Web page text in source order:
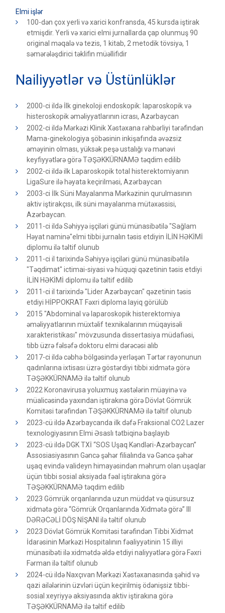
Elmi işlər
100-dən çox yerli və xarici konfransda, 45 kursda iştirak
etmişdir. Yerli və xarici elmi jurnallarda çap olunmuş 90
original məqalə və tezis, 1 kitab, 2 metodik tövsiyə, 1
səmərələşdirici təklifin müəllifidir
Nailiyyətlər və Üstünlüklər
2000-ci ildə İlk ginekoloji endoskopik: laparoskopik və
histeroskopik əməliyyatlarının icrası, Azərbaycan
2002-ci ildə Mərkəzi Klinik Xəstəxana rəhbərliyi tərəfindən
Mama-ginekologiya şöbəsinin inkişafında əvəzsiz
əməyinin olması, yüksək peşə ustalığı və mənəvi
keyfiyyətlərə görə TƏŞƏKKÜRNAMƏ təqdim edilib
2002-ci ildə ilk Laparoskopik total histerektomiyanın
LigaSure ilə həyata keçirilməsi, Azərbaycan
2003-ci İlk Süni Mayalanma Mərkəzinin qurulmasının
aktiv iştirakçısı, ilk süni mayalanma mütəxəssisi,
Azərbaycan.
2011-ci ildə Səhiyyə işçiləri günü münasibətilə "Sağlam
Həyat naminə"elmi tibbi jurnalın təsis etdiyin İLİN HƏKİMİ
diplomu ilə təltif olunub
2011-ci il tarixində Səhiyyə işçiləri günü münasibətilə
"Təqdimat" ictimai-siyasi və hüquqi qəzetinin təsis etdiyi
İLİN HƏKİMİ diplomu ilə təltif edilib
2011-ci il tarixində "Lider Azərbaycan" qəzetinin təsis
etdiyi HİPPOKRAT Fəxri diploma layiq görülüb
2015 "Abdominal və laparoskopik histerektomiya
əməliyyatlarının müxtəlif texnikalarının müqayisəli
xarakteristikası" mövzusunda dissertasiya müdafiəsi,
tibb üzrə fəlsəfə doktoru elmi dərəcəsi alıb
2017-ci ildə cəbhə bölgəsində yerləşən Tərtər rayonunun
qadınlarına ixtisası üzrə göstərdiyi tibbi xidmətə görə
TƏŞƏKKÜRNAMƏ ilə təltif olunub
2022 Koronavirusa yoluxmuş xəstələrin müayinə və
müalicəsində yaxından iştirakına görə Dövlət Gömrük
Komitəsi tərəfindən TƏŞƏKKÜRNAMƏ ilə təltif olunub
2023-cü ildə Azərbaycanda ilk dəfə Fraksional CO2 Lazer
texnologiyasının Elmi Əsaslı tətbiqinə başlayıb
2023-cü ildə DGK TXİ “SOS Uşaq Kəndləri-Azərbaycan”
Assosiasiyasının Gəncə şəhər filialında və Gəncə şəhər
uşaq evində valideyn himayəsindən məhrum olan uşaqlar
üçün tibbi sosial aksiyada fəal iştirakına görə
TƏŞƏKKÜRNAMƏ təqdim edilib
2023 Gömrük orqanlarında uzun müddət və qüsursuz
xidmətə görə “Gömrük Orqanlarında Xidmətə görə” III
DƏRƏCƏLİ DÖŞ NİŞANI ilə təltif olunub
2023 Dövlət Gömrük Komitəsi tərəfindən Tibbi Xidmət
İdarəsinin Mərkəzi Hospitalının fəaliyyətinin 15 illiyi
münasibəti ilə xidmətdə əldə etdiyi naliyyətlərə görə Fəxri
Fərman ilə təltif olunub
2024-cü ildə Naxçıvan Mərkəzi Xəstəxanasında şəhid və
qazi ailələrinin üzvləri üçün keçirilmiş ödənişsiz tibbi-
sosial xeyriyyə aksiyasında aktiv iştirakına görə
TƏŞƏKKÜRNAMƏ ilə təltif edilib